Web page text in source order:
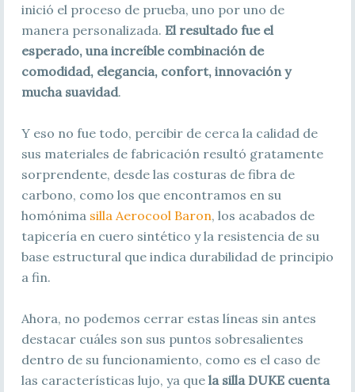
inició el proceso de prueba, uno por uno de
manera personalizada. El resultado fue el
esperado, una increíble combinación de
comodidad, elegancia, confort, innovación y
mucha suavidad.
Y eso no fue todo, percibir de cerca la calidad de
sus materiales de fabricación resultó gratamente
sorprendente, desde las costuras de fibra de
carbono, como los que encontramos en su
homónima silla Aerocool Baron, los acabados de
tapicería en cuero sintético y la resistencia de su
base estructural que indica durabilidad de principio
a fin.
Ahora, no podemos cerrar estas líneas sin antes
destacar cuáles son sus puntos sobresalientes
dentro de su funcionamiento, como es el caso de
las características lujo, ya que la silla DUKE cuenta